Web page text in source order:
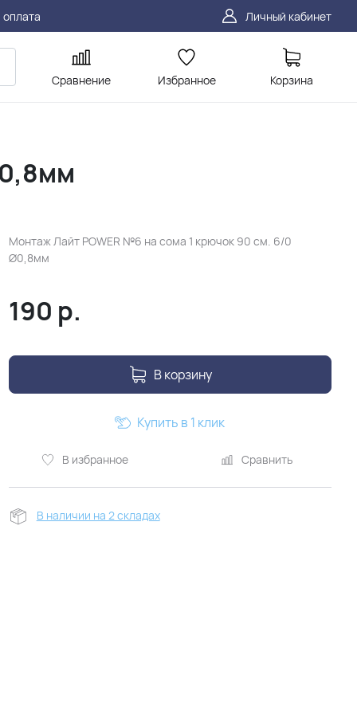
Личный кабинет
Сравнение Избранное Корзина
Монтаж Лайт POWER №6 на сома 1 крючок 90 см. 6/0
Ø0,8мм
190 р.
В корзину
В избранное Сравнить
Купить в 1 клик
В наличии на 2 складах